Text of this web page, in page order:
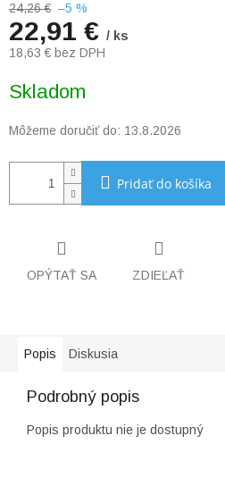
24,26 € –5 %
22,91 € / ks
18,63 € bez DPH
cena:
Skladom
Môžeme doručiť do: 13.8.2026
Pridať do košíka
OPÝTAŤ SA ZDIEĽAŤ
Popis Diskusia
Podrobný popis
Popis produktu nie je dostupný